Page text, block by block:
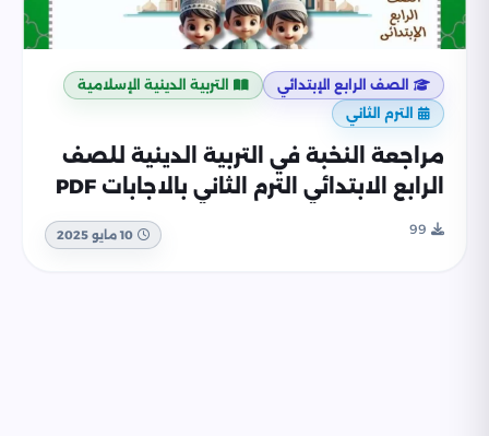
الصف الرابع الإبتدائي
التربية الدينية الإسلامية
الترم الثاني
مراجعة النخبة في التربية الدينية للصف
الرابع الابتدائي الترم الثاني بالاجابات PDF
99 10 مايو 2025